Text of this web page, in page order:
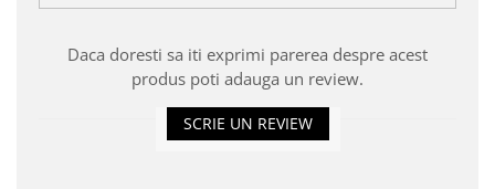
Daca doresti sa iti exprimi parerea despre acest
produs poti adauga un review.
SCRIE UN REVIEW